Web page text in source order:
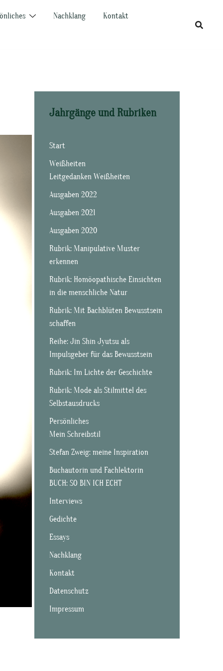
Nachklang Kontakt
Jahrgänge und Rubriken
Start
Weißheiten
Leitgedanken Weißheiten
Ausgaben 2022
Ausgaben 2021
Ausgaben 2020
Rubrik: Manipulative Muster
erkennen
Rubrik: Homöopathische Einsichten
in die menschliche Natur
Rubrik: Mit Bachblüten Bewusstsein
schaffen
Reihe: Jin Shin Jyutsu als
Impulsgeber für das Bewusstsein
Rubrik: Im Lichte der Geschichte
Rubrik: Mode als Stilmittel des
Selbstausdrucks
Persönliches
Mein Schreibstil
Stefan Zweig: meine Inspiration
Buchautorin und Fachlektorin
BUCH: SO BIN ICH ECHT
Interviews
Gedichte
Essays
Nachklang
Kontakt
Datenschutz
Impressum